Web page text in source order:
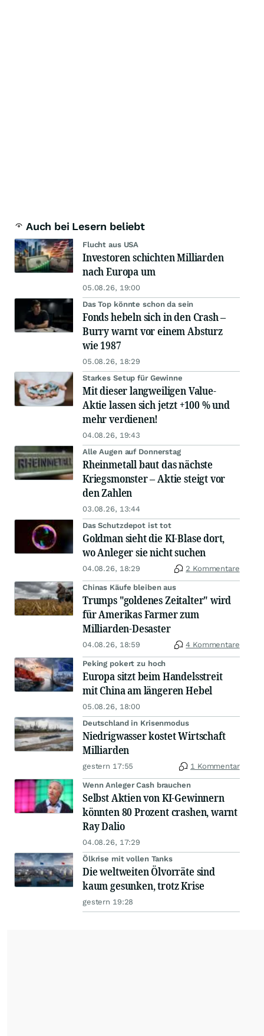
Auch bei Lesern beliebt
Flucht aus USA
Investoren schichten Milliarden
nach Europa um
05.08.26, 19:00
Das Top könnte schon da sein
Fonds hebeln sich in den Crash –
Burry warnt vor einem Absturz
wie 1987
05.08.26, 18:29
Starkes Setup für Gewinne
Mit dieser langweiligen Value-
Aktie lassen sich jetzt +100 % und
mehr verdienen!
04.08.26, 19:43
Alle Augen auf Donnerstag
Rheinmetall baut das nächste
Kriegsmonster – Aktie steigt vor
den Zahlen
03.08.26, 13:44
Das Schutzdepot ist tot
Goldman sieht die KI-Blase dort,
wo Anleger sie nicht suchen
04.08.26, 18:29 2 Kommentare
Chinas Käufe bleiben aus
Trumps "goldenes Zeitalter" wird
für Amerikas Farmer zum
Milliarden-Desaster
04.08.26, 18:59 4 Kommentare
Peking pokert zu hoch
Europa sitzt beim Handelsstreit
mit China am längeren Hebel
05.08.26, 18:00
Deutschland in Krisenmodus
Niedrigwasser kostet Wirtschaft
Milliarden
gestern 17:55 1 Kommentar
Wenn Anleger Cash brauchen
Selbst Aktien von KI-Gewinnern
könnten 80 Prozent crashen, warnt
Ray Dalio
04.08.26, 17:29
Ölkrise mit vollen Tanks
Die weltweiten Ölvorräte sind
kaum gesunken, trotz Krise
gestern 19:28